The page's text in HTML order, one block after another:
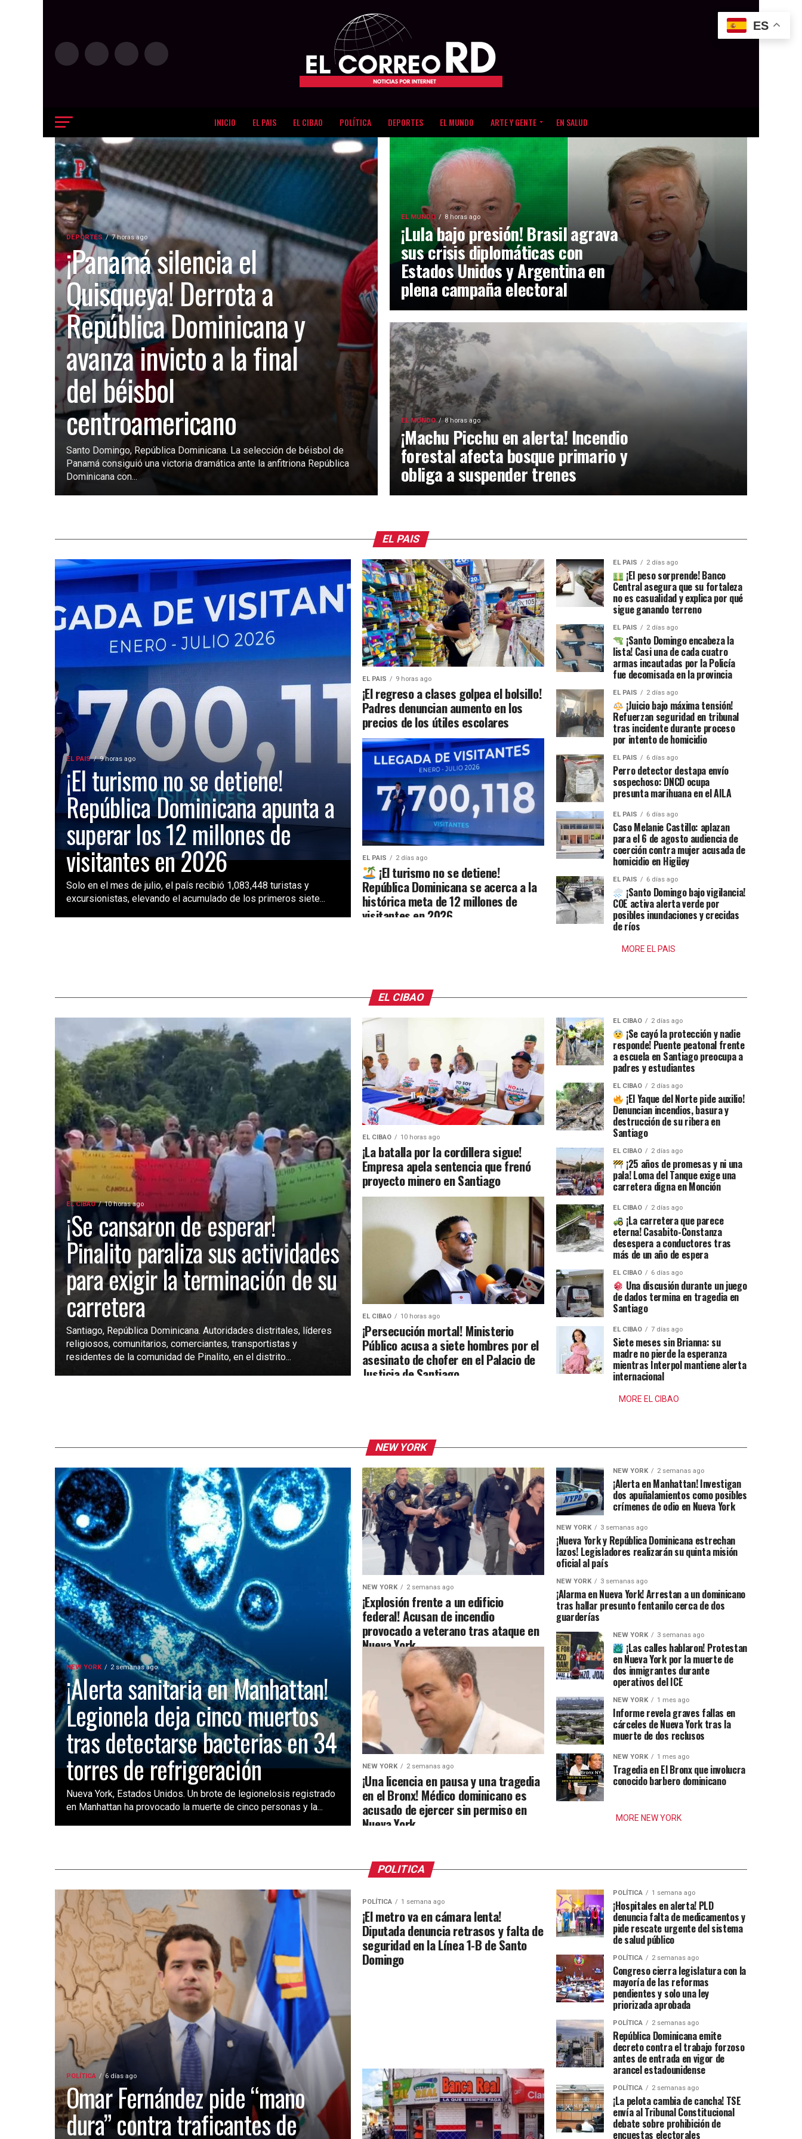
INICIO EL PAIS EL CIBAO POLÍTICA DEPORTES EL MUNDO ARTE Y GENTE EN SALUD
DEPORTES 7 horas ago
¡Panamá silencia el
Quisqueya! Derrota a
República Dominicana y
avanza invicto a la final
del béisbol
centroamericano
Santo Domingo, República Dominicana. La selección de béisbol de
Panamá consiguió una victoria dramática ante la anfitriona República
Dominicana con...
EL MUNDO 8 horas ago
¡Lula bajo presión! Brasil agrava
sus crisis diplomáticas con
Estados Unidos y Argentina en
plena campaña electoral
EL MUNDO 8 horas ago
¡Machu Picchu en alerta! Incendio
forestal afecta bosque primario y
obliga a suspender trenes
EL PAIS
EL PAIS 9 horas ago
¡El turismo no se detiene!
República Dominicana apunta a
superar los 12 millones de
visitantes en 2026
Solo en el mes de julio, el país recibió 1,083,448 turistas y
excursionistas, elevando el acumulado de los primeros siete...
EL PAIS 9 horas ago
¡El regreso a clases golpea el bolsillo!
Padres denuncian aumento en los
precios de los útiles escolares
EL PAIS 2 días ago
¡El turismo no se detiene!
República Dominicana se acerca a la
histórica meta de 12 millones de
visitantes en 2026
EL PAIS 2 días ago
¡El peso sorprende! Banco
Central asegura que su fortaleza
no es casualidad y explica por qué
sigue ganando terreno
EL PAIS 2 días ago
¡Santo Domingo encabeza la
lista! Casi una de cada cuatro
armas incautadas por la Policía
fue decomisada en la provincia
EL PAIS 2 días ago
¡Juicio bajo máxima tensión!
Refuerzan seguridad en tribunal
tras incidente durante proceso
por intento de homicidio
EL PAIS 6 días ago
Perro detector destapa envío
sospechoso: DNCD ocupa
presunta marihuana en el AILA
EL PAIS 6 días ago
Caso Melanie Castillo: aplazan
para el 6 de agosto audiencia de
coerción contra mujer acusada de
homicidio en Higüey
EL PAIS 6 días ago
¡Santo Domingo bajo vigilancia!
COE activa alerta verde por
posibles inundaciones y crecidas
de ríos
MORE EL PAIS
EL CIBAO
EL CIBAO 10 horas ago
¡Se cansaron de esperar!
Pinalito paraliza sus actividades
para exigir la terminación de su
carretera
Santiago, República Dominicana. Autoridades distritales, líderes
religiosos, comunitarios, comerciantes, transportistas y
residentes de la comunidad de Pinalito, en el distrito...
EL CIBAO 10 horas ago
¡La batalla por la cordillera sigue!
Empresa apela sentencia que frenó
proyecto minero en Santiago
EL CIBAO 10 horas ago
¡Persecución mortal! Ministerio
Público acusa a siete hombres por el
asesinato de chofer en el Palacio de
Justicia de Santiago
EL CIBAO 2 días ago
¡Se cayó la protección y nadie
responde! Puente peatonal frente
a escuela en Santiago preocupa a
padres y estudiantes
EL CIBAO 2 días ago
¡El Yaque del Norte pide auxilio!
Denuncian incendios, basura y
destrucción de su ribera en
Santiago
EL CIBAO 2 días ago
¡25 años de promesas y ni una
pala! Loma del Tanque exige una
carretera digna en Monción
EL CIBAO 2 días ago
¡La carretera que parece
eterna! Casabito-Constanza
desespera a conductores tras
más de un año de espera
EL CIBAO 6 días ago
Una discusión durante un juego
de dados termina en tragedia en
Santiago
EL CIBAO 7 días ago
Siete meses sin Brianna: su
madre no pierde la esperanza
mientras Interpol mantiene alerta
internacional
MORE EL CIBAO
NEW YORK
NEW YORK 2 semanas ago
¡Alerta sanitaria en Manhattan!
Legionela deja cinco muertos
tras detectarse bacterias en 34
torres de refrigeración
Nueva York, Estados Unidos. Un brote de legionelosis registrado
en Manhattan ha provocado la muerte de cinco personas y la...
NEW YORK 2 semanas ago
¡Explosión frente a un edificio
federal! Acusan de incendio
provocado a veterano tras ataque en
Nueva York
NEW YORK 2 semanas ago
¡Una licencia en pausa y una tragedia
en el Bronx! Médico dominicano es
acusado de ejercer sin permiso en
Nueva York
NEW YORK 2 semanas ago
¡Alerta en Manhattan! Investigan
dos apuñalamientos como posibles
crímenes de odio en Nueva York
NEW YORK 3 semanas ago
¡Nueva York y República Dominicana estrechan
lazos! Legisladores realizarán su quinta misión
oficial al país
NEW YORK 3 semanas ago
¡Alarma en Nueva York! Arrestan a un dominicano
tras hallar presunto fentanilo cerca de dos
guarderías
NEW YORK 3 semanas ago
¡Las calles hablaron! Protestan
en Nueva York por la muerte de
dos inmigrantes durante
operativos del ICE
NEW YORK 1 mes ago
Informe revela graves fallas en
cárceles de Nueva York tras la
muerte de dos reclusos
NEW YORK 1 mes ago
Tragedia en El Bronx que involucra
conocido barbero dominicano
MORE NEW YORK
POLITICA
POLÍTICA 6 días ago
Omar Fernández pide “mano
dura” contra traficantes de
POLÍTICA 1 semana ago
¡El metro va en cámara lenta!
Diputada denuncia retrasos y falta de
seguridad en la Línea 1-B de Santo
Domingo
POLÍTICA 1 semana ago
¡Hospitales en alerta! PLD
denuncia falta de medicamentos y
pide rescate urgente del sistema
de salud público
POLÍTICA 2 semanas ago
Congreso cierra legislatura con la
mayoría de las reformas
pendientes y solo una ley
priorizada aprobada
POLÍTICA 2 semanas ago
República Dominicana emite
decreto contra el trabajo forzoso
antes de entrada en vigor de
arancel estadounidense
POLÍTICA 2 semanas ago
¡La pelota cambia de cancha! TSE
envía al Tribunal Constitucional
debate sobre prohibición de
encuestas electorales
ES